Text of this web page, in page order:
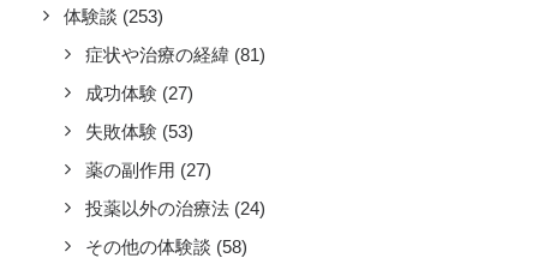
体験談 (253)
症状や治療の経緯 (81)
成功体験 (27)
失敗体験 (53)
薬の副作用 (27)
投薬以外の治療法 (24)
その他の体験談 (58)